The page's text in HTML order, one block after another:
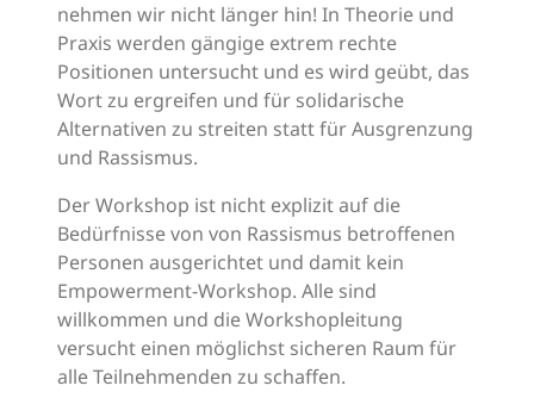
nehmen wir nicht länger hin! In Theorie und
Praxis werden gängige extrem rechte
Positionen untersucht und es wird geübt, das
Wort zu ergreifen und für solidarische
Alternativen zu streiten statt für Ausgrenzung
und Rassismus.
Der Workshop ist nicht explizit auf die
Bedürfnisse von von Rassismus betroffenen
Personen ausgerichtet und damit kein
Empowerment-Workshop. Alle sind
willkommen und die Workshopleitung
versucht einen möglichst sicheren Raum für
alle Teilnehmenden zu schaffen.